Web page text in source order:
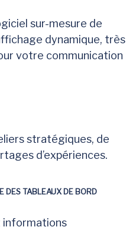
sur-mesure de
dynamique, très
votre communication
stratégiques, de
d’expériences.
DES TABLEAUX DE BORD
informations